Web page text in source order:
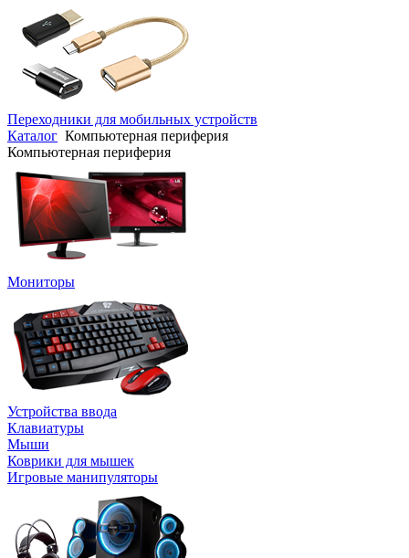
Переходники для мобильных устройств
Каталог Компьютерная периферия
Компьютерная периферия
Мониторы
Устройства ввода
Клавиатуры
Мыши
Коврики для мышек
Игровые манипуляторы